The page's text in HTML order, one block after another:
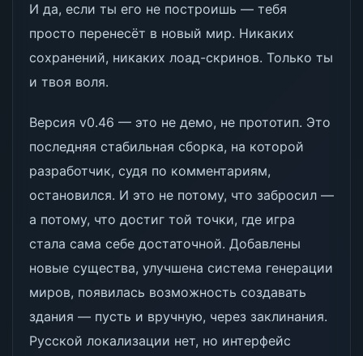
И да, если ты его не построишь — тебя
просто перенесёт в новый мир. Никаких
сохранений, никаких лоад-скринов. Только ты
и твоя воля.
Версия v0.46 — это не демо, не прототип. Это
последняя стабильная сборка, на которой
разработчик, судя по комментариям,
остановился. И это не потому, что забросил —
а потому, что достиг той точки, где игра
стала сама себе достаточной. Добавлены
новые существа, улучшена система генерации
миров, появилась возможность создавать
здания — пусть и вручную, через заклинания.
Русской локализации нет, но интерфейс